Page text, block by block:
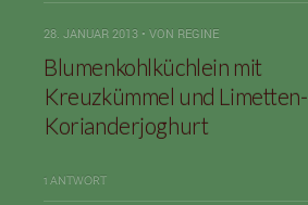
28. JANUAR 2013 • VON REGINE
Blumenkohlküchlein mit
Kreuzkümmel und Limetten-
Korianderjoghurt
1 ANTWORT